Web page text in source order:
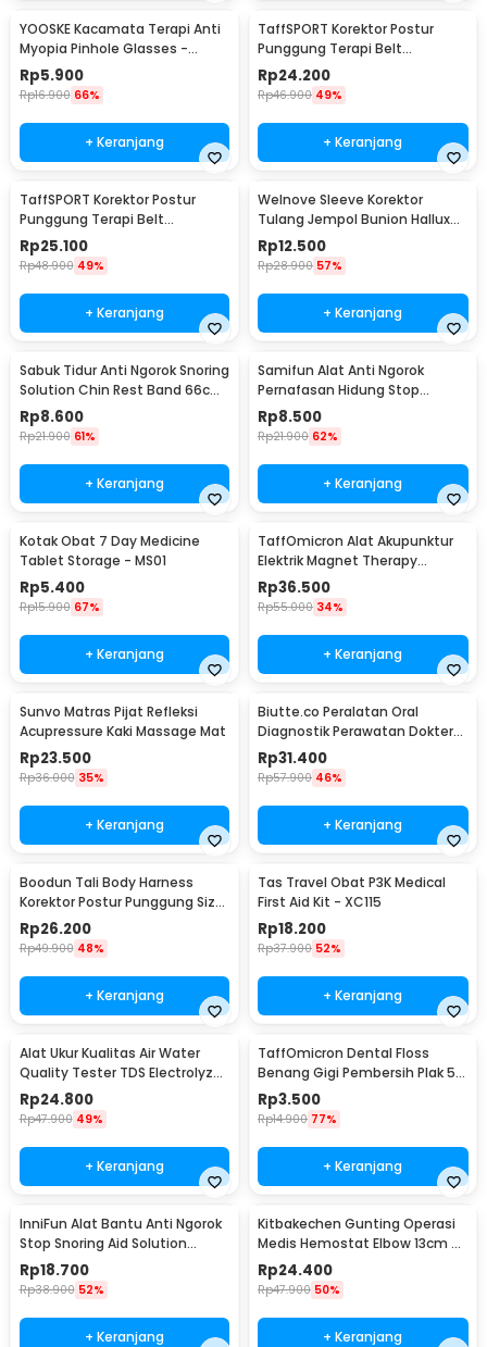
YOOSKE Kacamata Terapi Anti
Myopia Pinhole Glasses -
D11301
Rp5.900
Rp16.900 66%
+ Keranjang
TaffSPORT Korektor Postur
Punggung Terapi Belt
Magnetic L - T025
Rp24.200
Rp46.900 49%
+ Keranjang
TaffSPORT Korektor Postur
Punggung Terapi Belt
Magnetic XL - T025
Rp25.100
Rp48.900 49%
+ Keranjang
Welnove Sleeve Korektor
Tulang Jempol Bunion Hallux
Orthotics - CSQ1408
Rp12.500
Rp28.900 57%
+ Keranjang
Sabuk Tidur Anti Ngorok Snoring
Solution Chin Rest Band 66cm
- 5582
Rp8.600
Rp21.900 61%
+ Keranjang
Samifun Alat Anti Ngorok
Pernafasan Hidung Stop
Snoring Air Purifier - MX-555
Rp8.500
Rp21.900 62%
+ Keranjang
Kotak Obat 7 Day Medicine
Tablet Storage - MS01
Rp5.400
Rp15.900 67%
+ Keranjang
TaffOmicron Alat Akupunktur
Elektrik Magnet Therapy
Battery - DF-618
Rp36.500
Rp55.000 34%
+ Keranjang
Sunvo Matras Pijat Refleksi
Acupressure Kaki Massage Mat
Rp23.500
Rp36.000 35%
+ Keranjang
Biutte.co Peralatan Oral
Diagnostik Perawatan Dokter
Gigi Dental 5in1 - 7CKQ01
Rp31.400
Rp57.900 46%
+ Keranjang
Boodun Tali Body Harness
Korektor Postur Punggung Size
M - BBJ-15
Rp26.200
Rp49.900 48%
+ Keranjang
Tas Travel Obat P3K Medical
First Aid Kit - XC115
Rp18.200
Rp37.900 52%
+ Keranjang
Alat Ukur Kualitas Air Water
Quality Tester TDS Electrolyzer
- JJ2850
Rp24.800
Rp47.900 49%
+ Keranjang
TaffOmicron Dental Floss
Benang Gigi Pembersih Plak 50
PCS - LMT-558
Rp3.500
Rp14.900 77%
+ Keranjang
InniFun Alat Bantu Anti Ngorok
Stop Snoring Aid Solution
Tongue Guard - G7G40
Rp18.700
Rp38.900 52%
+ Keranjang
Kitbakechen Gunting Operasi
Medis Hemostat Elbow 13cm -
J4-682
Rp24.400
Rp47.900 50%
+ Keranjang